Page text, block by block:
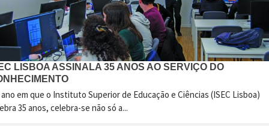
LISBOA ASSINALA 35 ANOS AO SERVIÇO DO
em que o Instituto Superior de Educação e Ciências (ISEC Lisboa)
35 anos, celebra-se não só a...